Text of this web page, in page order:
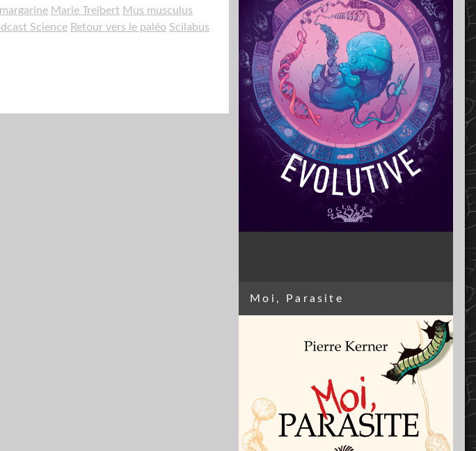
margarine Marie Treibert Mus musculus
Science Retour vers le paléo Scilabus
Moi, Parasite